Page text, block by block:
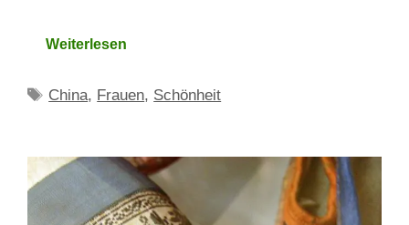
Weiterlesen
Schlagwörter
China, Frauen, Schönheit